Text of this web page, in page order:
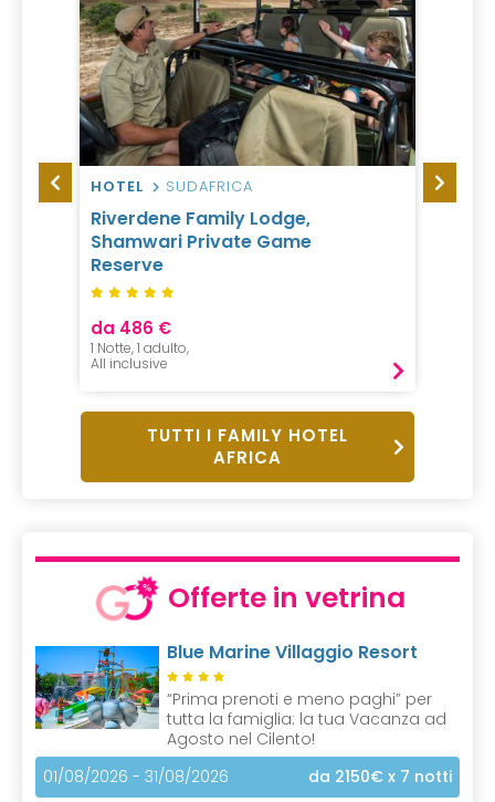
HOTEL SUDAFRICA
Riverdene Family Lodge,
Shamwari Private Game
Reserve
da 486 €
1 Notte, 1 adulto,
All inclusive
TUTTI I FAMILY HOTEL
AFRICA
Offerte in vetrina
Blue Marine Villaggio Resort
“Prima prenoti e meno paghi” per
tutta la famiglia: la tua Vacanza ad
Agosto nel Cilento!
01/08/2026 - 31/08/2026
da 2150€ x 7 notti